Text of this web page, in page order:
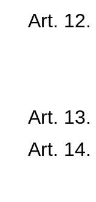
Art. 12.
Art. 13.
Art. 14.